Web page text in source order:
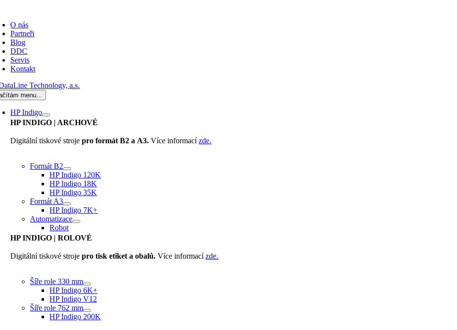
obsah
O nás
Partneři
Blog
DDC
Servis
Kontakt
menu...
HP Indigo
HP INDIGO | ARCHOVÉ
Digitální tiskové strojepro formát B2 a A3. Více informacízde.
Formát B2
HP Indigo 120K
HP Indigo 18K
HP Indigo 35K
Formát A3
HP Indigo 7K+
Automatizace
Robot
HP INDIGO | ROLOVÉ
Digitální tiskové strojepro tisk etiket a obalů. Více informacízde.
Šíře role 330 mm
HP Indigo 6K+
HP Indigo V12
Šíře role 762 mm
HP Indigo 200K